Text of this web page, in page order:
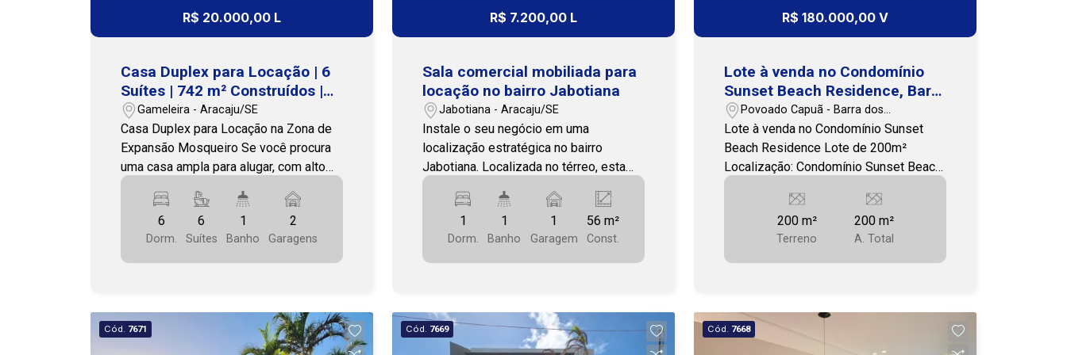
Premium Imobiliária - PJ 208 (79)
R$ 20.000,00 L
Casa Duplex para Locação | 6
Suítes | 742 m² Construídos |
Próxima ao Portal do Sol
Gameleira - Aracaju/SE
Casa Duplex para Locação na Zona de
Expansão Mosqueiro Se você procura
uma casa ampla para alugar, com alto
padrão de acabamento, ambientes
generosos e excelente espaço para
viver com conforto e privacidade, esta
é uma oportunidade única. Localizada
em uma região tranquila, próxima ao
da cidade, além de estar próxima a
supermercados, escolas, farmácias,
6
Dorm.
6
Suítes
1
Banho
2
Garagens
R$ 7.200,00 L
Sala comercial mobiliada para
locação no bairro Jabotiana
Jabotiana - Aracaju/SE
Instale o seu negócio em uma
localização estratégica no bairro
Jabotiana. Localizada no térreo, esta
sala comercial possui 56 m², posição
solar norte e oferece um ambiente
moderno, funcional e pronto para uso. O
imóvel está mobiliado, contando com
ar-condicionado, armários planejados,
proporcionando praticidade e conforto
para diversos segmentos comerciais.
1
Dorm.
1
Banho
1
Garagem
56 m²
Const.
R$ 180.000,00 V
Lote à venda no Condomínio
Sunset Beach Residence, Barra
dos Coqueiros
Povoado Capuã - Barra dos
Coqueiros/SE
Lote à venda no Condomínio Sunset
Beach Residence Lote de 200m²
Localização: Condomínio Sunset Beach
Residence, vizinho ao Condomínio Thai
Características do Condomínio: Pé na
areia com acesso privativo à praia
Clube completo com 2 piscinas 8
churrasqueiras Campo de futebol
Lagos Mirante com vista para o mar
Placas solares para energia
200 m²
Terreno
200 m²
A. Total
Cód. 7671 Cód. 7669 Cód. 7668